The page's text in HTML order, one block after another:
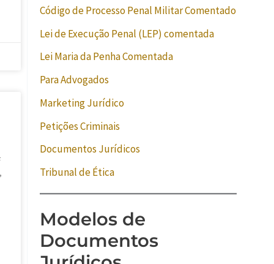
Código de Processo Penal Militar Comentado
Lei de Execução Penal (LEP) comentada
Lei Maria da Penha Comentada
Para Advogados
Marketing Jurídico
Petições Criminais
Documentos Jurídicos
Tribunal de Ética
Modelos de
Documentos